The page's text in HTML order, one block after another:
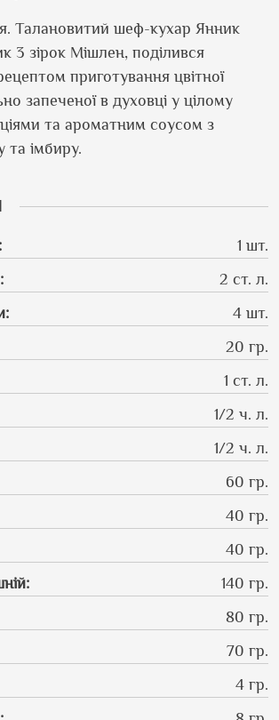
Талановитий шеф-кухар Янник
3 зірок Мішлен, поділився
приготування цвітної
запеченої в духовці у цілому
та ароматним соусом з
та імбиру.
:
1 шт.
:
2 ст. л.
:
4 шт.
20 гр.
1 ст. л.
1/2 ч. л.
1/2 ч. л.
60 гр.
40 гр.
40 гр.
:
140 гр.
80 гр.
70 гр.
4 гр.